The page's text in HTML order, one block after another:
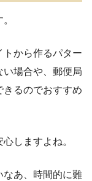
から作るパター
い場合や、郵便局
きるのでおすすめ
しますよね。
なあ、時間的に難